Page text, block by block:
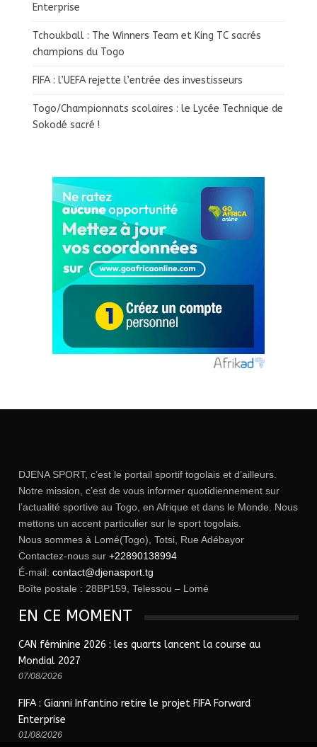
Enterprise
Tchoukball : The Winners Team et King TC sacrés
champions du Togo
FIFA : l’UEFA rejette l’entrée des investisseurs
Togo/Championnats scolaires : le Lycée Technique de
Sokodé sacré !
DJENA SPORT, c’est le portail sportif togolais et d’ailleurs.
Notre mission, c’est de vous informer quotidiennement sur
l’actualité sportive au Togo, en Afrique et dans le Monde. Nous
mettons un accent particulier sur le sport togolais.
Nous sommes à Lomé(Togo), Totsi, Rue Adébayor
Contactez-nous sur +22890138994
É-mail: contact@djenasport.tg
Boîte postale : 28BP159, Telessou – Lomé
EN CE MOMENT
CAN féminine 2026 : les quarts lancent la course au
Mondial 2027
07/08/2026
FIFA : Gianni Infantino retire le projet FIFA Forward
Enterprise
01/08/2026